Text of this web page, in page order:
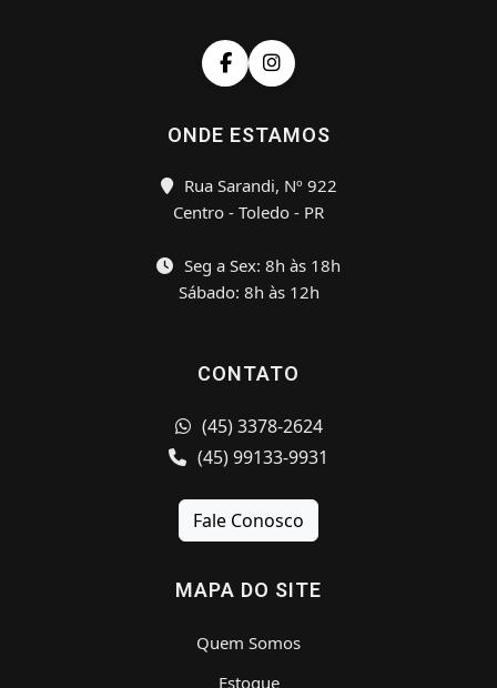
ONDE ESTAMOS
Rua Sarandi, Nº 922
Centro - Toledo - PR
Seg a Sex: 8h às 18h
Sábado: 8h às 12h
CONTATO
(45) 3378-2624
(45) 99133-9931
Fale Conosco
MAPA DO SITE
Quem Somos
Estoque